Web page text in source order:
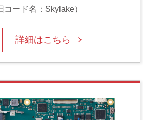
コード名：Skylake）
詳細はこちら